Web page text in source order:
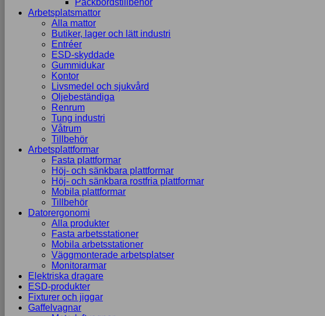
Packbordstillbehör
Arbetsplatsmattor
Alla mattor
Butiker, lager och lätt industri
Entréer
ESD-skyddade
Gummidukar
Kontor
Livsmedel och sjukvård
Oljebeständiga
Renrum
Tung industri
Våtrum
Tillbehör
Arbetsplattformar
Fasta plattformar
Höj- och sänkbara plattformar
Höj- och sänkbara rostfria plattformar
Mobila plattformar
Tillbehör
Datorergonomi
Alla produkter
Fasta arbetsstationer
Mobila arbetsstationer
Väggmonterade arbetsplatser
Monitorarmar
Elektriska dragare
ESD-produkter
Fixturer och jiggar
Gaffelvagnar